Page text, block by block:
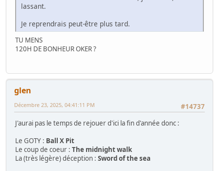
lassant.
Je reprendrais peut-être plus tard.
TU MENS
120H DE BONHEUR OKER ?
glen
#14737
Décembre 23, 2025, 04:41:11 PM
J'aurai pas le temps de rejouer d'ici la fin d'année donc :
Le GOTY : Ball X Pit
Le coup de coeur : The midnight walk
La (très légère) déception : Sword of the sea